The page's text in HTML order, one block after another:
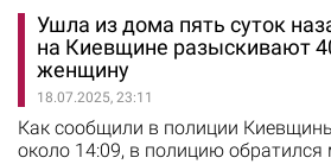
Шевченковском районе из-за
строительный кран. К счастью,
Как сообщили в патрульной
падением деревьев, движение
аллеей Магдебургского права;…
Ушла из дома пять суток
на Киевщине разыскивают
женщину
18.07.2025, 23:11
Как сообщили в полиции
около 14:09, в полицию обратился